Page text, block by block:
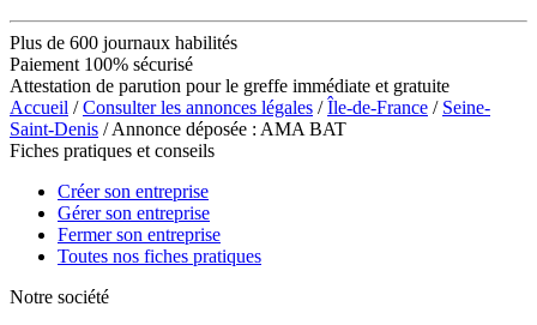
Plus de 600 journaux habilités
Paiement 100% sécurisé
Attestation de parution pour le greffe immédiate et gratuite
Accueil /Consulter les annonces légales /Île-de-France / Seine-
Saint-Denis / Annonce déposée : AMA BAT
Fiches pratiques et conseils
Créer son entreprise
Gérer son entreprise
Fermer son entreprise
Toutes nos fiches pratiques
Notre société